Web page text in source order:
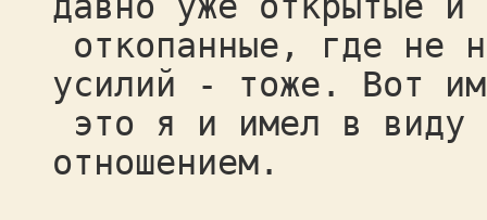
откопанные, где не
усилий - тоже. Вот
это я и имел в виду
отношением.